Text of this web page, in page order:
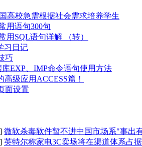
高校急需根据社会需求培养学生
用语句300句
用SQL语句详解 （转）
习日记
巧
库EXP、IMP命令语句使用方法
高级应用ACCESS篇！
面设置
微软杀毒软件暂不进中国市场系"事出
英特尔称家电3C卖场将在渠道体系占